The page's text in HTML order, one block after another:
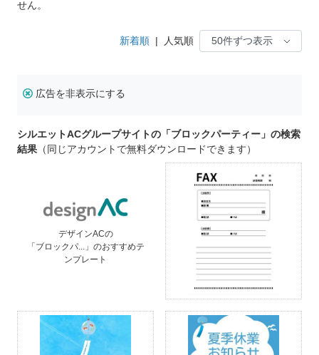
せん。
新着順 | 人気順
広告を非表示にする
シルエットACグループサイトの「ブロックパーティー」の検索
結果 （同じアカウントで無料ダウンロードできます）
デザインACの
「ブロックパ...」のおすすめテ
ンプレート